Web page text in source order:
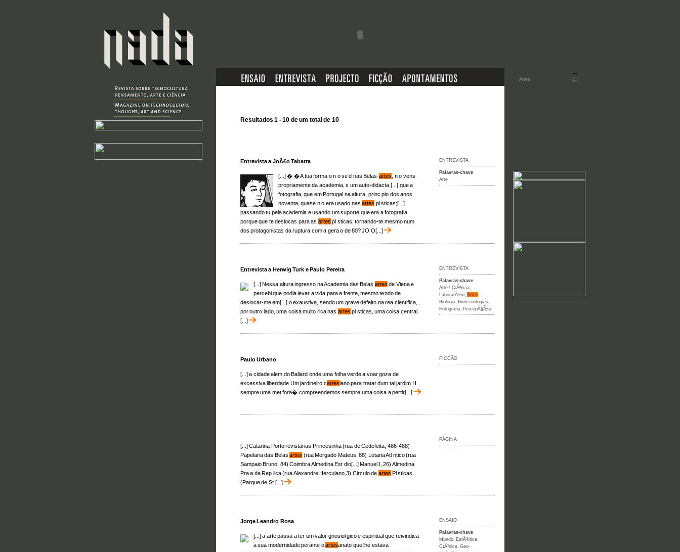
Resultados 1 - 10 de um total de 10
Entrevista a JoÃ£o Tabarra
[...] � � A tua forma o n o se d nas Belas-artes , n o vens
propriamente da academia, s um auto-didacta.[...] que a
fotografia, que em Portugal na altura, princ pio dos anos
noventa, quase n o era usado nasartes pl sticas;[...]
passando tu pela academia e usando um suporte que era a fotografia
porque que te deslocas para as artes pl sticas, tornando-te mesmo num
dos protagonistas da ruptura com a gera o de 80? JO O[...]
ENTREVISTA
Palavras-chave
Arte
Entrevista a Herwig Turk e Paulo Pereira
[...] Nessa altura ingresso na Academia das Belas artes de Viena e
percebi que podia levar a vida para a frente, mesmo tendo de
deslocar-me em[...] o exaustiva, sendo um grave defeito na rea cientifica, ,
por outro lado, uma coisa muito rica nas artes pl sticas, uma coisa central.
[...]
ENTREVISTA
Palavras-chave
Arte / CiÃªncia,
LaboratÃ³rio ,Artes
Biologia Biotecnologias
Fotografia PercepÃ§Ã£o
Paulo Urbano
[...] a cidade alem do Ballard onde uma folha verde a voar goza de
excessiva liberdade Um jardineiro cartesiano para tratar dum tal jardim H
sempre uma met fora� compreendemos sempre uma coisa a pertir[...]
FICCÃO
[...] Catarina Porto revistarias Princesinha (rua de Cedofeita, 486-488)
Papelaria das Belasartes (rua Morgado Mateus, 88) Lotaria Atl ntico (rua
Sampaio Bruno, 84) Coimbra Almedina Est dio[...] Manuel I, 26) Almedina
Pra a da Rep lica (rua Alexandre Herculano,3) Circulo de artes Pl sticas
(Parque de St.[...]
PÁGINA
Jorge Leandro Rosa
[...] a arte passa a ter um valor gnosiol gico e espiritual que reivindica
a sua modernidade perante oartesanato que lhe estava
ENSAIO
Palavras-chave
Mundo EstÃ©tica
CtÃ³nica ,Geo-